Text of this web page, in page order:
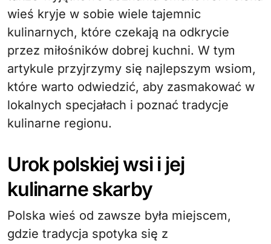
wieś kryje w sobie wiele tajemnic
kulinarnych, które czekają na odkrycie
przez miłośników dobrej kuchni. W tym
artykule przyjrzymy się najlepszym wsiom,
które warto odwiedzić, aby zasmakować w
lokalnych specjałach i poznać tradycje
kulinarne regionu.
Urok polskiej wsi i jej
kulinarne skarby
Polska wieś od zawsze była miejscem,
gdzie tradycja spotyka się z